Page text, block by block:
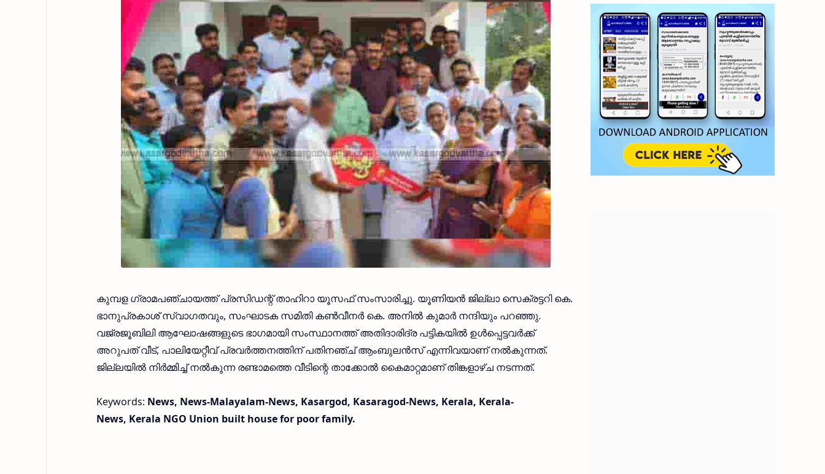
കുമ്പള ഗ്രാമപഞ്ചായത്ത് പ്രസിഡന്റ് താഹിറാ യൂസഫ് സംസാരിച്ചു. യൂണിയൻ ജില്ലാ സെക്രട്ടറി കെ.
ഭാനുപ്രകാശ് സ്വാഗതവും, സംഘാടക സമിതി കൺവീനർ കെ. അനിൽ കുമാർ നന്ദിയും പറഞ്ഞു.
വജ്രജൂബിലി ആഘോഷങ്ങളുടെ ഭാഗമായി സംസ്ഥാനത്ത് അതിദാരിദ്ര പട്ടികയിൽ ഉൾപ്പെട്ടവർക്ക്
അറുപത് വീട്, പാലിയേറ്റീവ് പ്രവർത്തനത്തിന് പതിനഞ്ച് ആംബുലൻസ് എന്നിവയാണ് നൽകുന്നത്.
ജില്ലയിൽ നിർമ്മിച്ച് നൽകുന്ന രണ്ടാമത്തെ വീടിന്റെ താക്കോൽ കൈമാറ്റമാണ് തിങ്കളാഴ്ച നടന്നത്.
Keywords: News, News-Malayalam-News, Kasargod, Kasaragod-News, Kerala, Kerala-
News, Kerala NGO Union built house for poor family.